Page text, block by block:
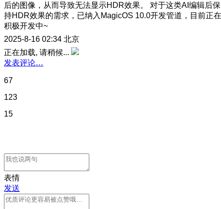
后的图像，从而导致无法显示HDR效果。 对于这类AI编辑后保
持HDR效果的需求，已纳入MagicOS 10.0开发管道，目前正在
积极开发中~
2025-8-16 02:34 北京
正在加载, 请稍候...
发表评论…
67
123
15
表情
发送